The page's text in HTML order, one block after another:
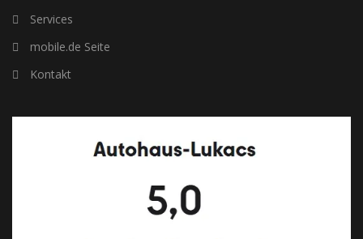
Services
mobile.de Seite
Kontakt